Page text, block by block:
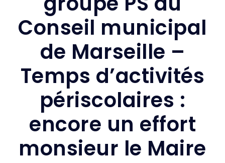
Conseil municipal
de Marseille –
Temps d’activités
périscolaires :
encore un effort
monsieur le Maire